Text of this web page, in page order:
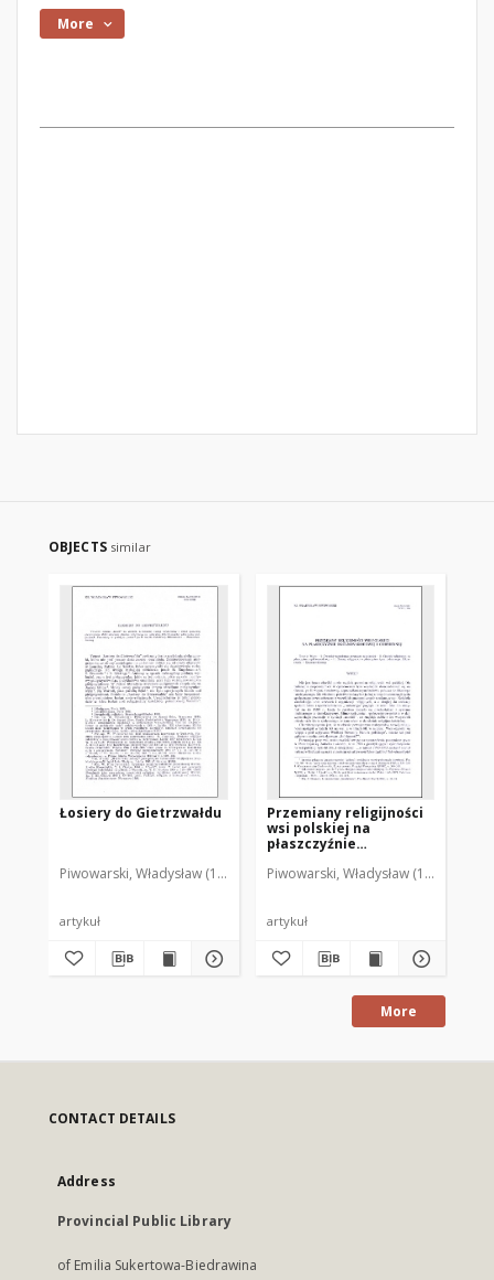
More
OBJECTS similar
Łosiery do Gietrzwałdu
Piwowarski, Władysław (1929-2001)
artykuł
Przemiany religijności
wsi polskiej na
płaszczyźnie
codziennej
Piwowarski, Władysław (1929-2001)
artykuł
More
CONTACT DETAILS
Address
Provincial Public Library
of Emilia Sukertowa-Biedrawina